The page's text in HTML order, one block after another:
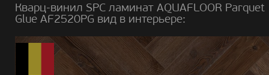
Кварц-винил SPC ламинат AQUAFLOOR Parquet
Glue AF2520PG вид в интерьере: